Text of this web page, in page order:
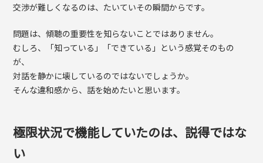
交渉が難しくなるのは、たいていその瞬間からです。
問題は、傾聴の重要性を知らないことではありません。
むしろ、「知っている」「できている」という感覚そのもの
が、
対話を静かに壊しているのではないでしょうか。
そんな違和感から、話を始めたいと思います。
極限状況で機能していたのは、説得ではな
い